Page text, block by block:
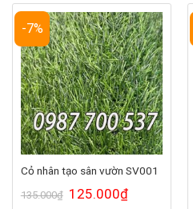
-7%
Cỏ nhân tạo sân vườn SV001
135.000₫ 125.000₫